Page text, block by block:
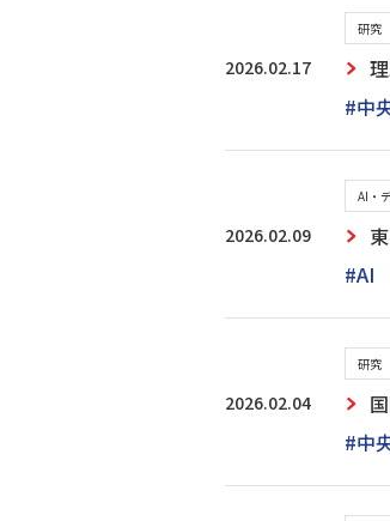
2026.02.17
研究
#中
2026.02.09
AI・
#AI
2026.02.04
研究
#中